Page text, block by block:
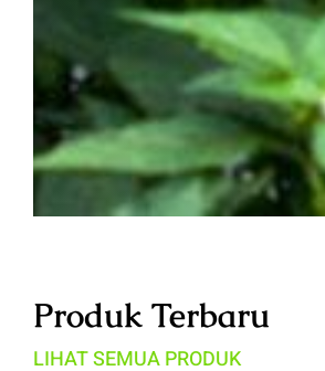
Produk Terbaru
LIHAT SEMUA PRODUK